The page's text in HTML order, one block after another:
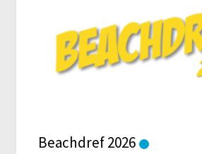
Beachdref 2026